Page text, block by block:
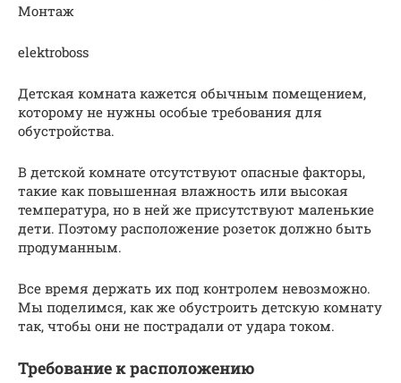
Монтаж
elektroboss
Детская комната кажется обычным помещением,
которому не нужны особые требования для
обустройства.
В детской комнате отсутствуют опасные факторы,
такие как повышенная влажность или высокая
температура, но в ней же присутствуют маленькие
дети. Поэтому расположение розеток должно быть
продуманным.
Все время держать их под контролем невозможно.
Мы поделимся, как же обустроить детскую комнату
так, чтобы они не пострадали от удара током.
Требование к расположению